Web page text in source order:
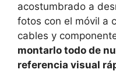
acostumbrado a
fotos con el móvil a
cables y
montarlo todo de
referencia visual